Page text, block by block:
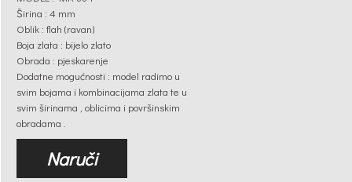
Širina : 4 mm
Oblik : flah (ravan)
Boja zlata : bijelo zlato
Obrada : pjeskarenje
Dodatne mogućnosti : model radimo u
svim bojama i kombinacijama zlata te u
svim širinama , oblicima i površinskim
obradama .
Naruči